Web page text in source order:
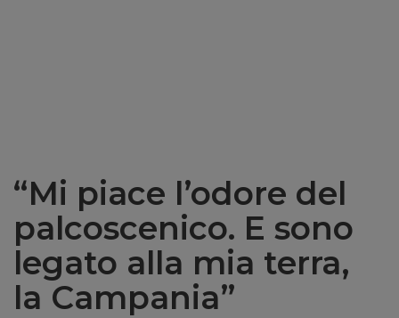
“Mi piace l’odore del
palcoscenico. E sono
legato alla mia terra,
la Campania”